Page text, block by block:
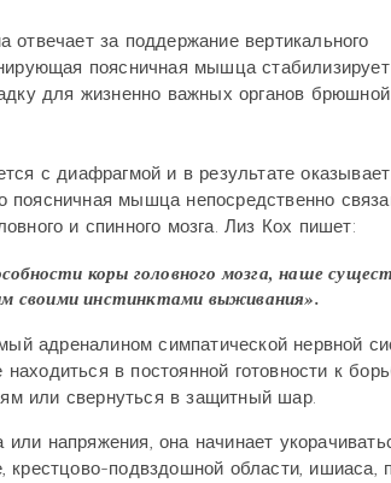
за поддержание вертикального
поясничная мышца стабилизирует
для жизненно важных органов брюшной
с диафрагмой и в результате оказывает
мышца непосредственно
и спинного мозга. Лиз Кох пишет:
коры головного мозга, наше
своими инстинктами выживания».
адреналином симпатической нервной
в постоянной готовности к
или свернуться в защитный шар.
напряжения, она начинает
подвздошной области, ишиаса,